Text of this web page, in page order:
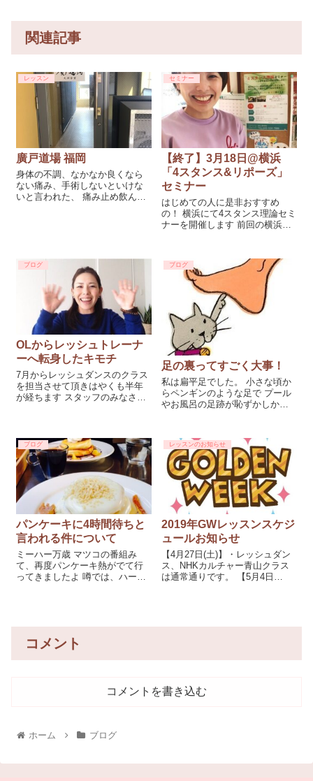
関連記事
レッスン
廣戸道場 福岡
身体の不調、なかなか良くなら
ない痛み、手術しないといけな
いと言われた、 痛み止め飲んで
ること。 寝る姿勢から整えてく
セミナー
【終了】3月18日@横浜
「4スタンス&リポーズ」
セミナー
はじめての人に是非おすすめ
の！ 横浜にて4スタンス理論セミ
ナーを開催します 前回の横浜セ
を頂いた第2弾のセミナーです。
...
ブログ
OLからレッシュトレーナ
ーへ転身したキモチ
7月からレッシュダンスのクラス
を担当させて頂きはやくも半年
が経ちます スタッフのみなさ
して骨格まで変わった（今も進
化中） 4スタンスにハマって、...
ブログ
足の裏ってすごく大事！
私は扁平足でした。 小さな頃か
らペンギンのような足で プール
やお風呂の足跡が恥ずかしかっ
せる つま先立ちで歩く グーチョ
キパーをする など、つちふまず
が出来そうな練習をずっとやっ
てきました。
ブログ
パンケーキに4時間待ちと
言われる件について
ミーハー万歳 マツコの番組み
て、再度パンケーキ熱がでて行
ってきましたよ 噂では、ハーゲ
レッスンのお知らせ
2019年GWレッスンスケジ
ュールお知らせ
【4月27日(土)】・レッシュダン
ス、NHKカルチャー青山クラス
は通常通りです。 【5月4日
コメント
コメントを書き込む
ホーム ブログ